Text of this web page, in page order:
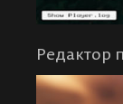
Редактор